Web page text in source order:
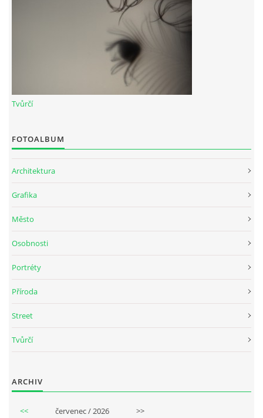
Tvůrčí
FOTOALBUM
Architektura
Grafika
Město
Osobnosti
Portréty
Příroda
Street
Tvůrčí
ARCHIV
<< červenec / 2026 >>